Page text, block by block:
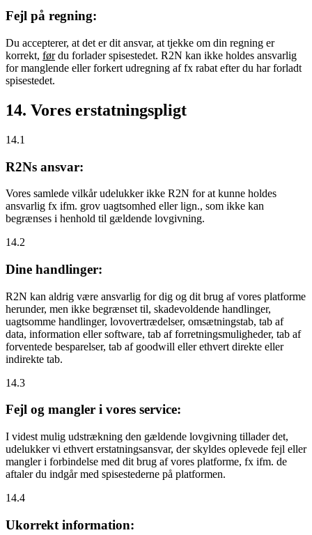
Fejl på regning:
Du accepterer, at det er dit ansvar, at tjekke om din regning er
korrekt, førdu forlader spisestedet. R2N kan ikke holdes ansvarlig
for manglende eller forkert udregning af fx rabat efter du har forladt
spisestedet.
14. Vores erstatningspligt
14.1
R2Ns ansvar:
Vores samlede vilkår udelukker ikke R2N for at kunne holdes
ansvarlig fx ifm. grov uagtsomhed eller lign., som ikke kan
begrænses i henhold til gældende lovgivning.
14.2
Dine handlinger:
R2N kan aldrig være ansvarlig for dig og dit brug af vores platforme
herunder, men ikke begrænset til, skadevoldende handlinger,
uagtsomme handlinger, lovovertrædelser, omsætningstab, tab af
data, information eller software, tab af forretningsmuligheder, tab af
forventede besparelser, tab af goodwill eller ethvert direkte eller
indirekte tab.
14.3
Fejl og mangler i vores service:
I videst mulig udstrækning den gældende lovgivning tillader det,
udelukker vi ethvert erstatningsansvar, der skyldes oplevede fejl eller
mangler i forbindelse med dit brug af vores platforme, fx ifm. de
aftaler du indgår med spisestederne på platformen.
14.4
Ukorrekt information: